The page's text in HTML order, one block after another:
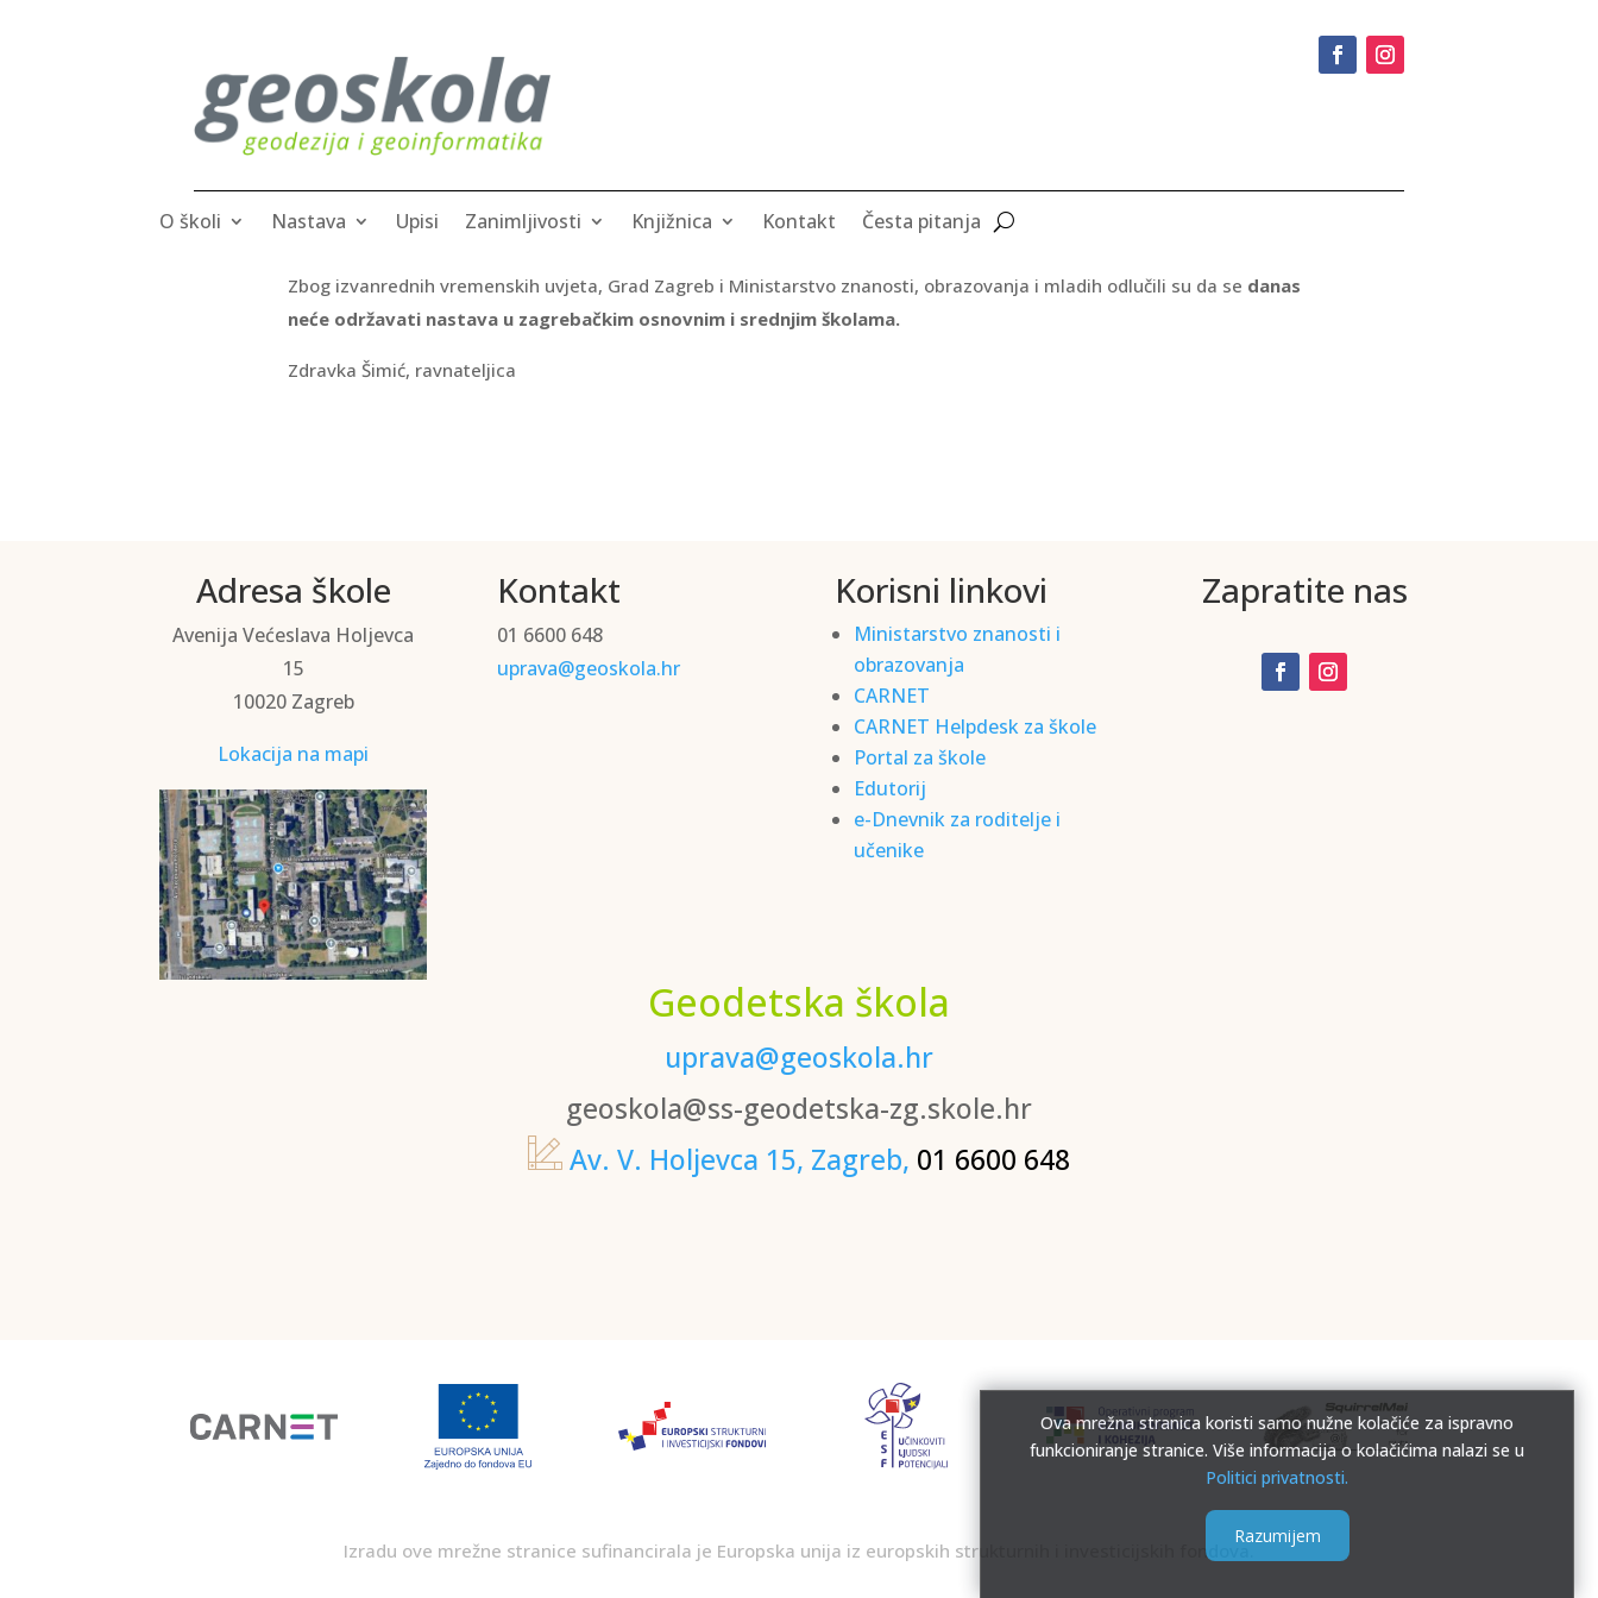
O školi Nastava Upisi Zanimljivosti Knjižnica Kontakt Česta pitanja
Zbog izvanrednih vremenskih uvjeta, Grad Zagreb i Ministarstvo znanosti, obrazovanja i mladih odlučili su da se danas
neće održavati nastava u zagrebačkim osnovnim i srednjim školama.
Zdravka Šimić, ravnateljica
Adresa škole
Avenija Većeslava Holjevca
15
10020 Zagreb
Lokacija na mapi
Kontakt
01 6600 648
uprava@geoskola.hr
Korisni linkovi
Ministarstvo znanosti i
obrazovanja
CARNET
CARNET Helpdesk za škole
Portal za škole
Edutorij
e-Dnevnik za roditelje i
učenike
Zapratite nas
Geodetska škola
uprava@geoskola.hr
geoskola@ss-geodetska-zg.skole.hr
Av. V. Holjevca 15, Zagreb, 01 6600 648
Izradu ove mrežne stranice sufinancirala je Europska unija iz europskih strukturnih i investicijskih fondova.
Ova mrežna stranica koristi samo nužne kolačiće za ispravno
funkcioniranje stranice. Više informacija o kolačićima nalazi se u
Politici privatnosti.
Razumijem